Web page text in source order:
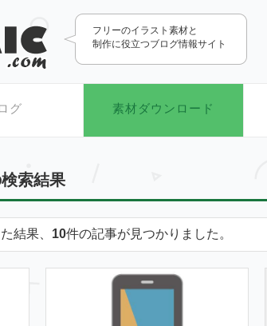
SOZAIC.com
フリーのイラスト素材と
制作に役立つブログ情報サイト
グ 素材ダウンロード
索結果
結果、 10件の記事が見つかりました。